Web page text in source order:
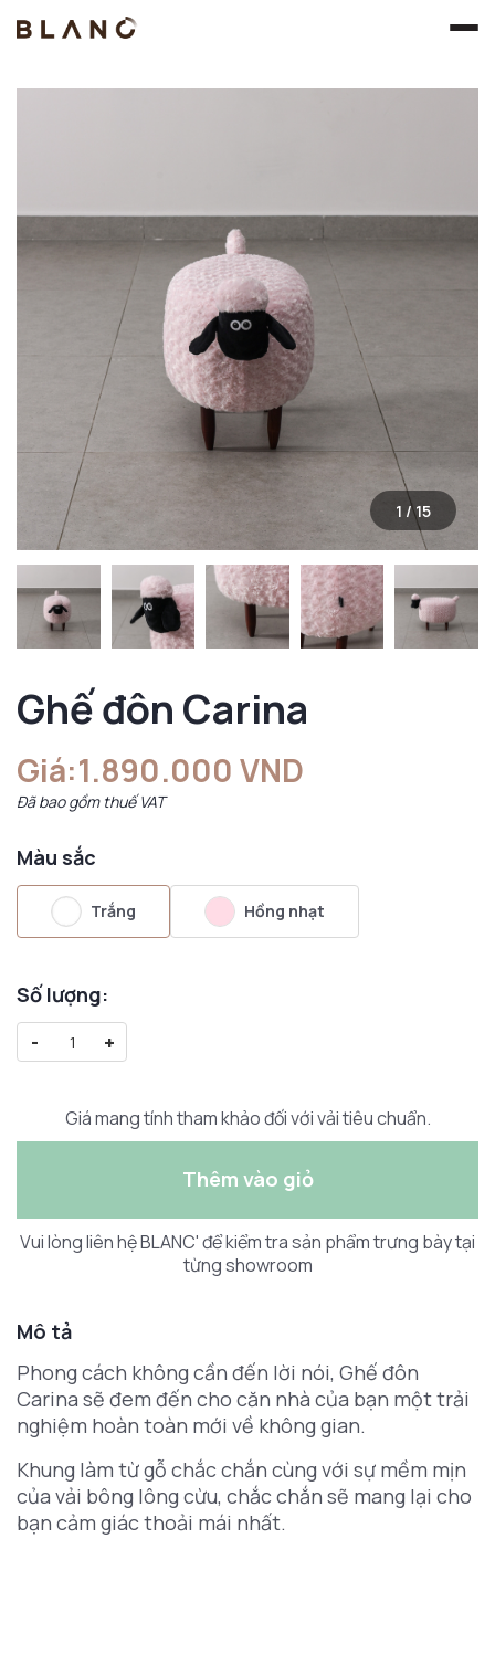
1 /15
Ghế đôn Carina
Giá:1.890.000 VND
Đã bao gồm thuế VAT
Màu sắc
Trắng Hồng nhạt
Số lượng:
-
+
Giá mang tính tham khảo đối với vải tiêu chuẩn.
Thêm vào giỏ
Vui lòng liên hệ BLANC' để kiểm tra sản phẩm trưng bày tại
từng showroom
Mô tả
Phong cách không cần đến lời nói, Ghế đôn
Carina sẽ đem đến cho căn nhà của bạn một trải
nghiệm hoàn toàn mới về không gian.
Khung làm từ gỗ chắc chắn cùng với sự mềm mịn
của vải bông lông cừu, chắc chắn sẽ mang lại cho
bạn cảm giác thoải mái nhất.